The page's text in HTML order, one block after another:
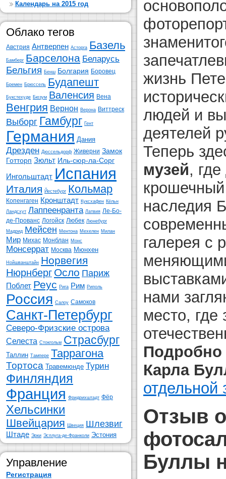
Календарь на 2015 год
Облако тегов
Австрия Антверпен Асторга Базель
Бамберг Барселона Беларусь
Бельгия Бенш Болгария Боровец
Бремен Брюссель Будапешт
Букстехуде Бюзум Валенсия Вена
Венгрия Вернон Верона Виттреск
Выборг Гамбург Гент
Германия Дания
Дрезден Дюссельдорф Живерни Замок
Готторп Зюльт Иль-сюр-ла-Сорг
Ингольштадт Испания
Италия Йестебург Кольмар
Копенгаген Кронштадт Куксхафен Кёльн
Ландсхут Лаппеенранта Латвия Ле-Бо-
де-Прованс Логойск Любек Люнебург
Мадрид Мейсен Ментона Мехелен Милан
Мир Михас Монблан Монс
Монсеррат Москва Мюнхен
Нойшванштайн Норвегия
Нюрнберг Осло Париж
Поблет Реус Рига Рим Риполь
Россия Салоу Самоков
Санкт-Петербург
Северо-Фризские острова
Селеста Стокгольм Страсбург
Таллин Тампере Таррагона
Тортоса Травемюнде Турин
Финляндия
Франция Фридрихштадт Фёр
Хельсинки
Швейцария Швеция Шлезвиг
Штаде Эрки Эсплуга-де-Франколи Эстония
Управление
Регистрация
жизнь
людей и
деятелей
Теперь
музей,
крошечный
наследия
галерея с
нами
место, где
Подробно
Карла
отдельной
Отзыв
Буллы